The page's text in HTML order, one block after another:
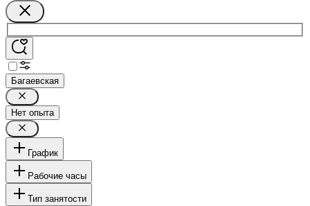
Багаевская
Нет опыта
График
Рабочие часы
Тип занятости